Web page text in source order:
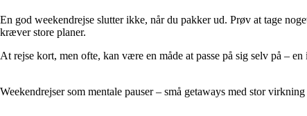
En god weekendrejse slutter ikke, når du pakker ud. Prøv at tage
kræver store planer.
At rejse kort, men ofte, kan være en måde at passe på sig selv på –
Weekendrejser som mentale pauser – små getaways med stor virkning